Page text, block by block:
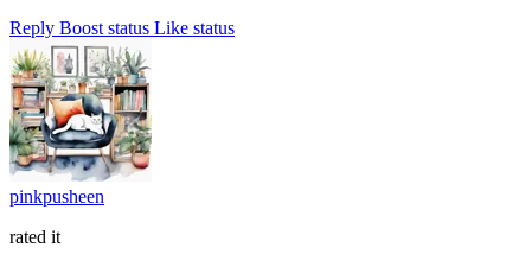
Reply Boost status Like status
pinkpusheen
rated it